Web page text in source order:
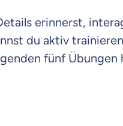
erinnerst,
du aktiv
fünf Übungen
wichtig ist,
fühlst.
Beratung